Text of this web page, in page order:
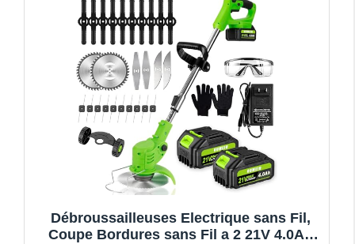
Débroussailleuses Electrique sans Fil,
Coupe Bordures sans Fil a 2 21V 4.0Ah